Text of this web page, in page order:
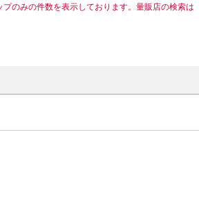
のみの件数を表示しております。量販店の検索は